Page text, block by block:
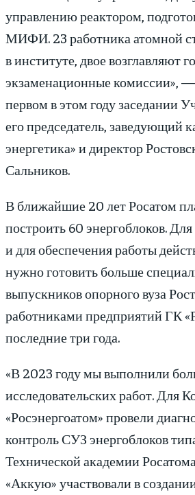
управлению реактором,
МИФИ. 23 работника атомной
в институте, двое возглавляют
экзаменационные комиссии»,
первом в этом году заседании
его председатель, заведующий
энергетика» и директор
Сальников.
В ближайшие 20 лет Росатом
построить 60 энергоблоков.
и для обеспечения работы
нужно готовить больше
выпускников опорного вуза
работниками предприятий ГК
последние три года.
«В 2023 году мы выполнили
исследовательских работ. Для
«Росэнергоатом» провели
контроль СУЗ энергоблоков
Технической академии
«Аккую» участвовали в